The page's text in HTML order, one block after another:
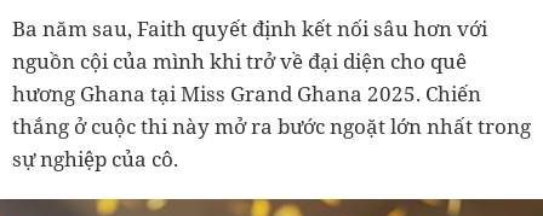
Ba năm sau, Faith quyết định kết nối sâu hơn với
nguồn cội của mình khi trở về đại diện cho quê
hương Ghana tại Miss Grand Ghana 2025. Chiến
thắng ở cuộc thi này mở ra bước ngoặt lớn nhất trong
sự nghiệp của cô.